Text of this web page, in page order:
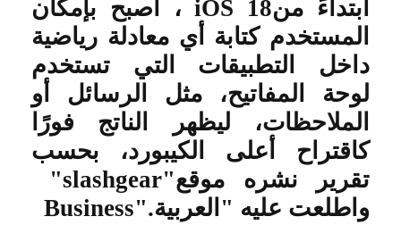
ابتداءً منiOS 18 ، أصبح بإمكان
المستخدم كتابة أي معادلة رياضية
داخل التطبيقات التي تستخدم
لوحة المفاتيح، مثل الرسائل أو
الملاحظات، ليظهر الناتج فورًا
كاقتراح أعلى الكيبورد، بحسب
تقرير نشره موقع"slashgear"
واطلعت عليه "العربيةBusiness".